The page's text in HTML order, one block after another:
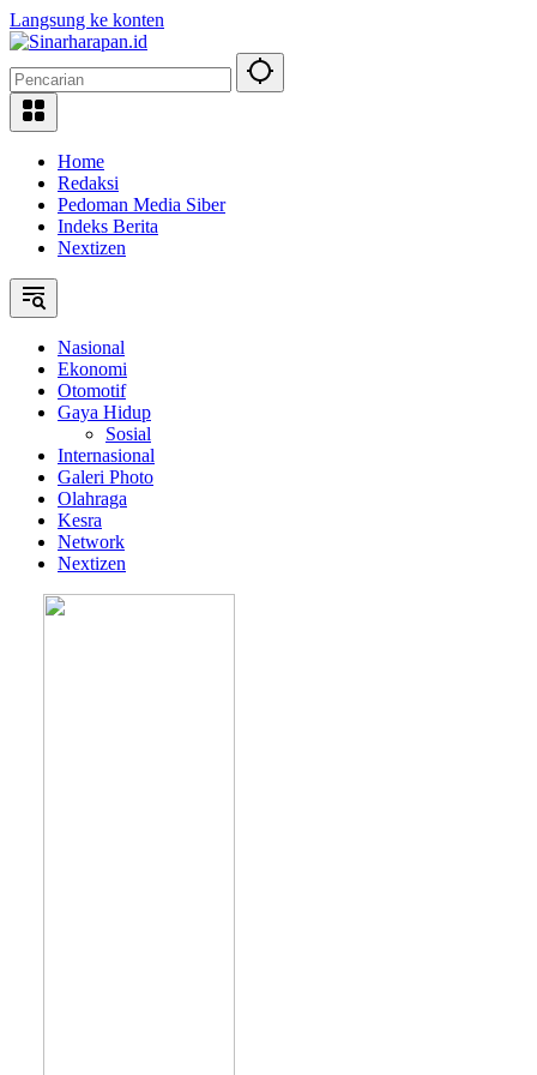
Langsung ke konten
Home
Redaksi
Pedoman Media Siber
Indeks Berita
Nextizen
Nasional
Ekonomi
Otomotif
Gaya Hidup
Sosial
Internasional
Galeri Photo
Olahraga
Kesra
Network
Nextizen